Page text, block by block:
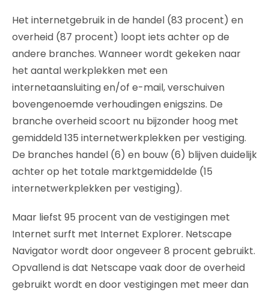
Het internetgebruik in de handel (83 procent) en
overheid (87 procent) loopt iets achter op de
andere branches. Wanneer wordt gekeken naar
het aantal werkplekken met een
internetaansluiting en/of e-mail, verschuiven
bovengenoemde verhoudingen enigszins. De
branche overheid scoort nu bijzonder hoog met
gemiddeld 135 internetwerkplekken per vestiging.
De branches handel (6) en bouw (6) blijven duidelijk
achter op het totale marktgemiddelde (15
internetwerkplekken per vestiging).
Maar liefst 95 procent van de vestigingen met
Internet surft met Internet Explorer. Netscape
Navigator wordt door ongeveer 8 procent gebruikt.
Opvallend is dat Netscape vaak door de overheid
gebruikt wordt en door vestigingen met meer dan